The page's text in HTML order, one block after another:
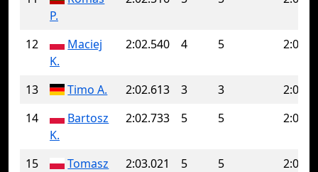
P.
12
Maciej
K.
2:02.540 4 5
13 Timo A. 2:02.613 3 3
14
Bartosz
K.
2:02.733 5 5
15
Tomasz
2:03.021 5 5